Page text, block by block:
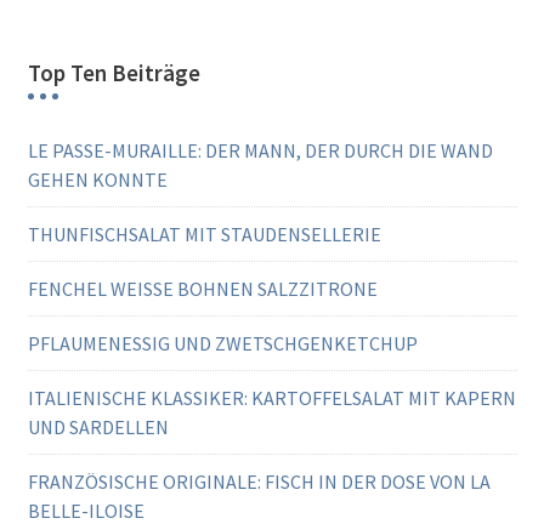
Top Ten Beiträge
LE PASSE-MURAILLE: DER MANN, DER DURCH DIE WAND
GEHEN KONNTE
THUNFISCHSALAT MIT STAUDENSELLERIE
FENCHEL WEISSE BOHNEN SALZZITRONE
PFLAUMENESSIG UND ZWETSCHGENKETCHUP
ITALIENISCHE KLASSIKER: KARTOFFELSALAT MIT KAPERN
UND SARDELLEN
FRANZÖSISCHE ORIGINALE: FISCH IN DER DOSE VON LA
BELLE-ILOISE